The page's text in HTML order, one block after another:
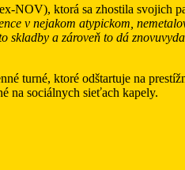
NOV), ktorá sa zhostila
v nejakom atypickom,
skladby a zároveň to dá
turné, ktoré odštartuje na
na sociálnych sieťach kapely.